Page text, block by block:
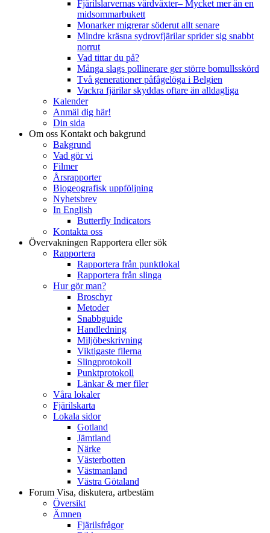
Fjärilslarvernas värdväxter– Mycket mer än en
midsommarbukett
Monarker migrerar söderut allt senare
Mindre kräsna sydrovfjärilar sprider sig snabbt
norrut
Vad tittar du på?
Många slags pollinerare ger större bomullsskörd
Två generationer påfågelöga i Belgien
Vackra fjärilar skyddas oftare än alldagliga
Kalender
Anmäl dig här!
Din sida
Om oss Kontakt och bakgrund
Bakgrund
Vad gör vi
Filmer
Årsrapporter
Biogeografisk uppföljning
Nyhetsbrev
In English
Butterfly Indicators
Kontakta oss
Övervakningen Rapportera eller sök
Rapportera
Rapportera från punktlokal
Rapportera från slinga
Hur gör man?
Broschyr
Metoder
Snabbguide
Handledning
Miljöbeskrivning
Viktigaste filerna
Slingprotokoll
Punktprotokoll
Länkar & mer filer
Våra lokaler
Fjärilskarta
Lokala sidor
Gotland
Jämtland
Närke
Västerbotten
Västmanland
Västra Götaland
Forum Visa, diskutera, artbestäm
Översikt
Ämnen
Fjärilsfrågor